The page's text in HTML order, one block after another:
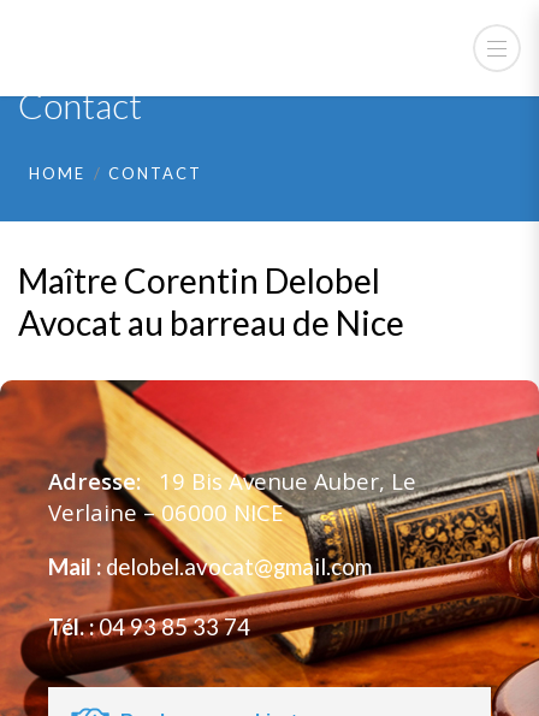
Contact
HOME CONTACT
Maître Corentin Delobel
Avocat au barreau de Nice
Adresse:19 Bis Avenue Auber, Le
Verlaine – 06000 NICE
Mail : delobel.avocat@gmail.com
Tél. :04 93 85 33 74